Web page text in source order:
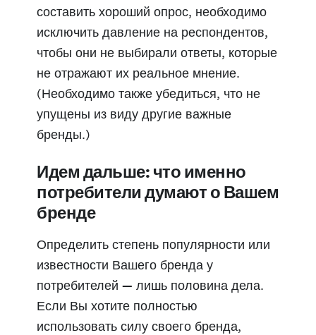
составить хороший опрос, необходимо
исключить давление на респондентов,
чтобы они не выбирали ответы, которые
не отражают их реальное мнение.
(Необходимо также убедиться, что не
упущены из виду другие важные
бренды.)
Идем дальше: что именно
потребители думают о Вашем
бренде
Определить степень популярности или
известности Вашего бренда у
потребителей — лишь половина дела.
Если Вы хотите полностью
использовать силу своего бренда,